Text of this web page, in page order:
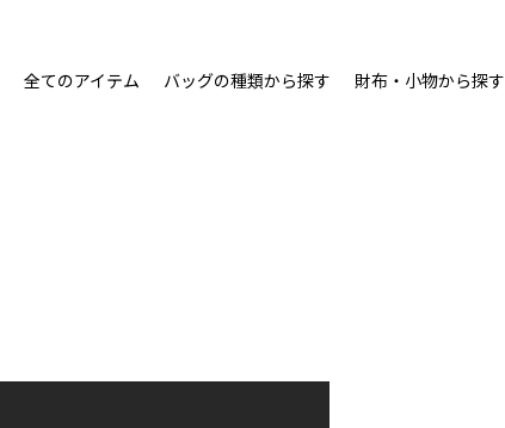
全てのアイテム バッグの種類から探す 財布・小物から探す